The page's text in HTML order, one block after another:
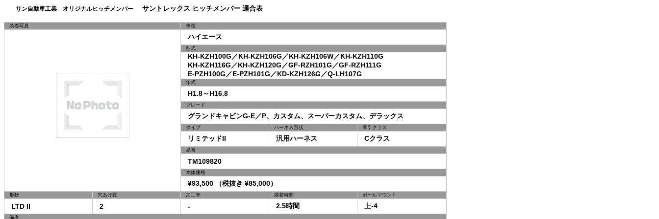
サン自動車工業 オリジナルヒッチメンバー サントレックス ヒッチメンバー 適合表
装着写真 車種
ハイエース
型式
KH-KZH100G／KH-KZH106G／KH-KZH106W／KH-KZH110G
KH-KZH116G／KH-KZH120G／GF-RZH101G／GF-RZH111G
E-PZH100G／E-PZH101G／KD-KZH126G／Q-LH107G
年式
H1.8～H16.8
グレード
グランドキャビンG-E／P、カスタム、スーパーカスタム、デラックス
タイプ ハーネス形状 牽引クラス
リミテッドII 汎用ハーネス Cクラス
品番
TM109820
本体価格
¥93,500 （税抜き ¥85,000）
形状 穴あけ数 加工等 装着時間 ボールマウント
LTD II 2 - 2.5時間 上-4
備考